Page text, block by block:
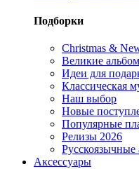
Подборки
Christmas &
Великие
Идеи для
Классическая
Наш выбор
Новые
Популярные
Релизы 2026
Русскоязычные
Аксессуары